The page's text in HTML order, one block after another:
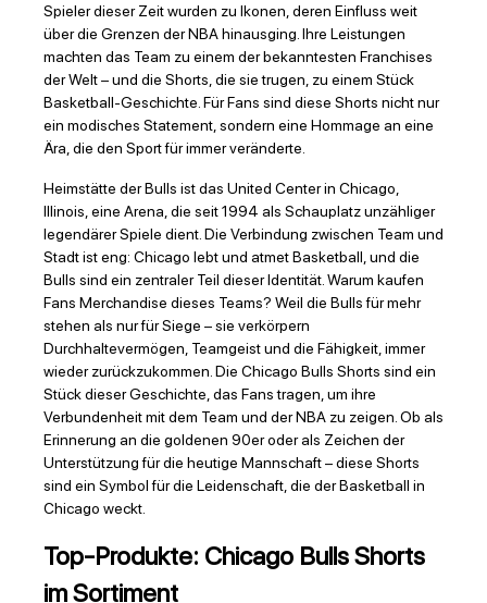
Spieler dieser Zeit wurden zu Ikonen, deren Einfluss weit
über die Grenzen der NBA hinausging. Ihre Leistungen
machten das Team zu einem der bekanntesten Franchises
der Welt – und die Shorts, die sie trugen, zu einem Stück
Basketball-Geschichte. Für Fans sind diese Shorts nicht nur
ein modisches Statement, sondern eine Hommage an eine
Ära, die den Sport für immer veränderte.
Heimstätte der Bulls ist das United Center in Chicago,
Illinois, eine Arena, die seit 1994 als Schauplatz unzähliger
legendärer Spiele dient. Die Verbindung zwischen Team und
Stadt ist eng: Chicago lebt und atmet Basketball, und die
Bulls sind ein zentraler Teil dieser Identität. Warum kaufen
Fans Merchandise dieses Teams? Weil die Bulls für mehr
stehen als nur für Siege – sie verkörpern
Durchhaltevermögen, Teamgeist und die Fähigkeit, immer
wieder zurückzukommen. Die Chicago Bulls Shorts sind ein
Stück dieser Geschichte, das Fans tragen, um ihre
Verbundenheit mit dem Team und der NBA zu zeigen. Ob als
Erinnerung an die goldenen 90er oder als Zeichen der
Unterstützung für die heutige Mannschaft – diese Shorts
sind ein Symbol für die Leidenschaft, die der Basketball in
Chicago weckt.
Top-Produkte: Chicago Bulls Shorts
im Sortiment